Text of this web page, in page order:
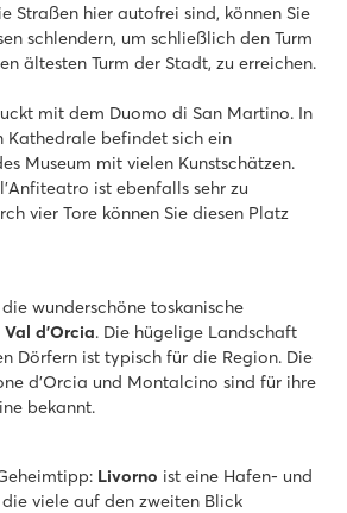
Straßen hier autofrei sind, können Sie
schlendern, um schließlich den Turm
ältesten Turm der Stadt, zu erreichen.
mit dem Duomo di San Martino. In
Kathedrale befindet sich ein
Museum mit vielen Kunstschätzen.
ist ebenfalls sehr zu
vier Tore können Sie diesen Platz
wunderschöne toskanische
Val d'Orcia. Die hügelige Landschaft
Dörfern ist typisch für die Region. Die
d'Orcia und Montalcino sind für ihre
bekannt.
Livorno ist eine Hafen- und
viele auf den zweiten Blick